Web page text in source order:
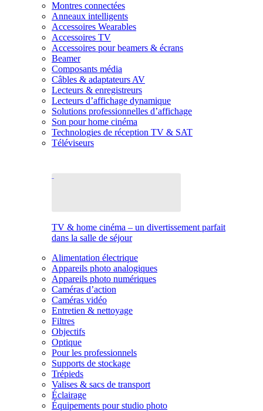
Montres connectées
Anneaux intelligents
Accessoires Wearables
Accessoires TV
Accessoires pour beamers & écrans
Beamer
Composants média
Câbles & adaptateurs AV
Lecteurs & enregistreurs
Lecteurs d’affichage dynamique
Solutions professionnelles d’affichage
Son pour home cinéma
Technologies de réception TV & SAT
Téléviseurs
TV & home cinéma – un divertissement parfait
dans la salle de séjour
Alimentation électrique
Appareils photo analogiques
Appareils photo numériques
Caméras d’action
Caméras vidéo
Entretien & nettoyage
Filtres
Objectifs
Optique
Pour les professionnels
Supports de stockage
Trépieds
Valises & sacs de transport
Éclairage
Équipements pour studio photo